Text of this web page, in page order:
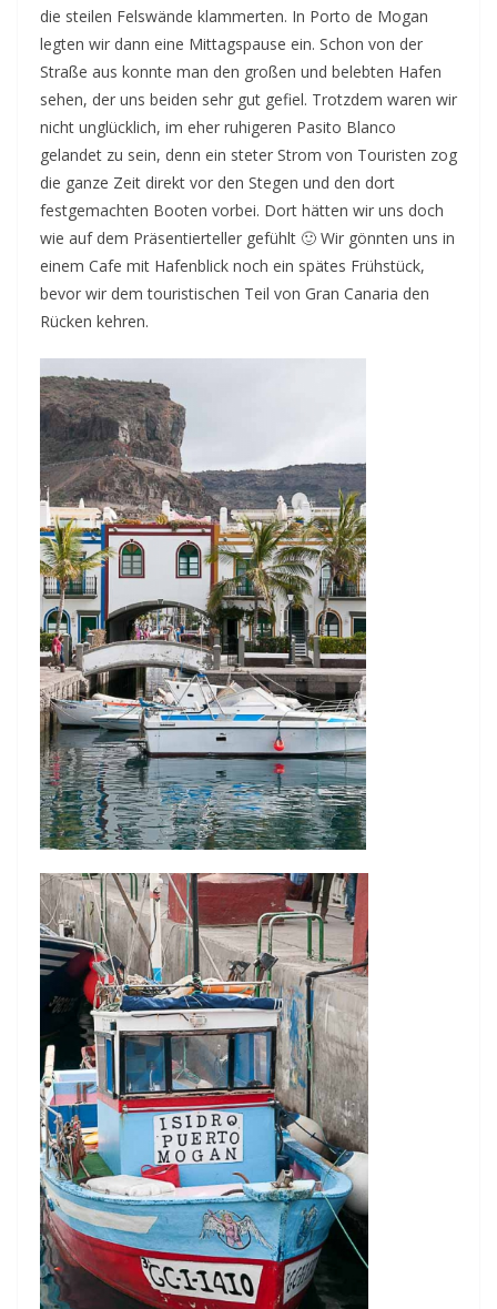
die steilen Felswände klammerten. In Porto de Mogan
legten wir dann eine Mittagspause ein. Schon von der
Straße aus konnte man den großen und belebten Hafen
sehen, der uns beiden sehr gut gefiel. Trotzdem waren wir
nicht unglücklich, im eher ruhigeren Pasito Blanco
gelandet zu sein, denn ein steter Strom von Touristen zog
die ganze Zeit direkt vor den Stegen und den dort
festgemachten Booten vorbei. Dort hätten wir uns doch
wie auf dem Präsentierteller gefühlt 🙂 Wir gönnten uns in
einem Cafe mit Hafenblick noch ein spätes Frühstück,
bevor wir dem touristischen Teil von Gran Canaria den
Rücken kehren.